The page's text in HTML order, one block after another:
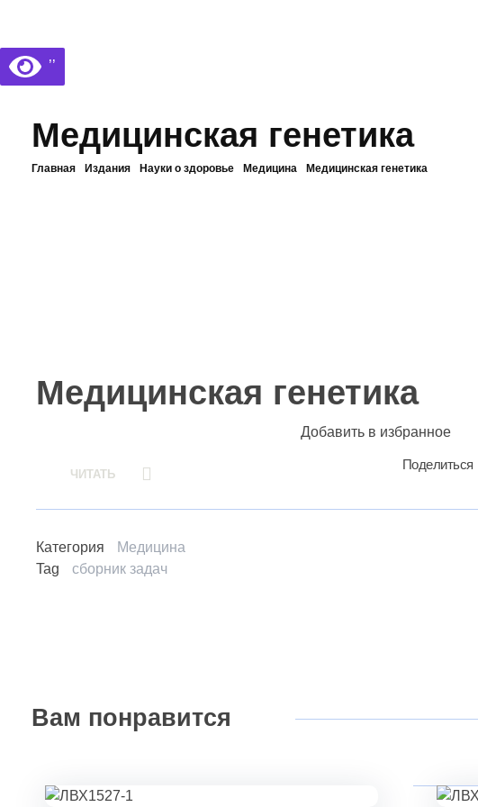
’’
Главная Издания Науки о здоровье Медицина Медицинская генетика
Медицинская генетика
Медицинская генетика
ЧИТАТЬ
Добавить в избранное
Поделиться
Категория
Медицина
Tag
сборник задач
Вам понравится